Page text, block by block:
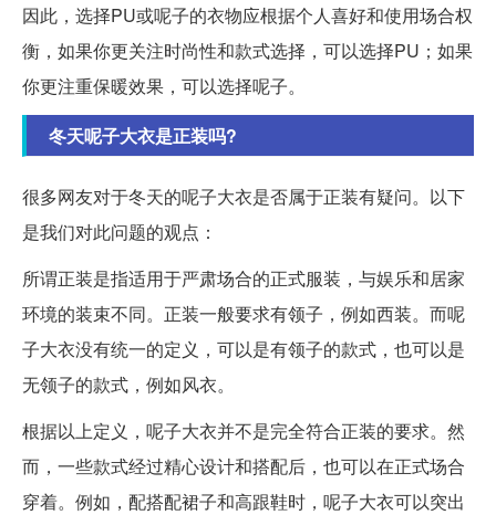
因此，选择PU或呢子的衣物应根据个人喜好和使用场合权
衡，如果你更关注时尚性和款式选择，可以选择PU；如果
你更注重保暖效果，可以选择呢子。
冬天呢子大衣是正装吗?
很多网友对于冬天的呢子大衣是否属于正装有疑问。以下
是我们对此问题的观点：
所谓正装是指适用于严肃场合的正式服装，与娱乐和居家
环境的装束不同。正装一般要求有领子，例如西装。而呢
子大衣没有统一的定义，可以是有领子的款式，也可以是
无领子的款式，例如风衣。
根据以上定义，呢子大衣并不是完全符合正装的要求。然
而，一些款式经过精心设计和搭配后，也可以在正式场合
穿着。例如，配搭配裙子和高跟鞋时，呢子大衣可以突出